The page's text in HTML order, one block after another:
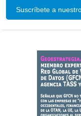
Suscríbete a